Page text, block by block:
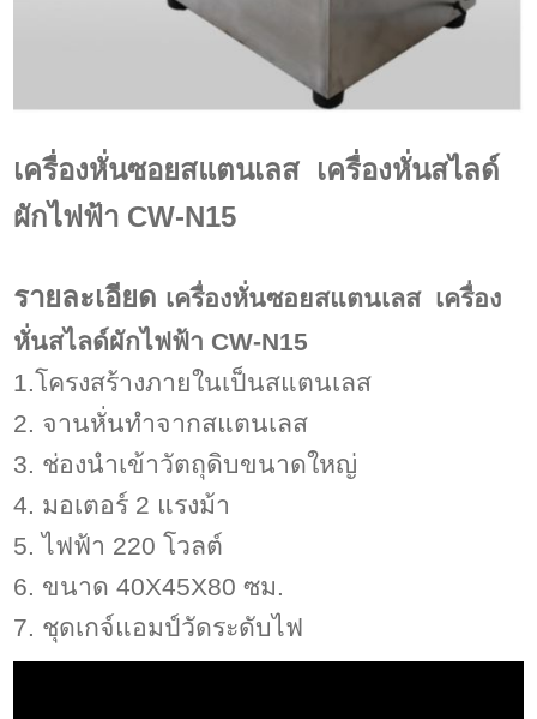
เครื่องหั่นซอยสแตนเลส เครื่องหั่นสไลด์
ผักไฟฟ้า CW-N15
รายละเอียด เครื่องหั่นซอยสแตนเลส เครื่อง
หั่นสไลด์ผักไฟฟ้า CW-N15
1.โครงสร้างภายในเป็นสแตนเลส
2. จานหั่นทำจากสแตนเลส
3. ช่องนำเข้าวัตถุดิบขนาดใหญ่
4. มอเตอร์ 2 แรงม้า
5. ไฟฟ้า 220 โวลต์
6. ขนาด 40X45X80 ซม.
7. ชุดเกจ์แอมป์วัดระดับไฟ